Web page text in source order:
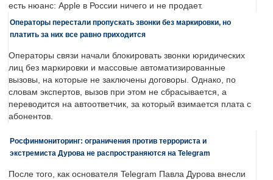
есть нюанс: Apple в России ничего и не продает.
Операторы перестали пропускать звонки без маркировки, но
платить за них все равно приходится
Операторы связи начали блокировать звонки юридических
лиц без маркировки и массовые автоматизированные
вызовы, на которые не заключены договоры. Однако, по
словам экспертов, вызов при этом не сбрасывается, а
переводится на автоответчик, за который взимается плата с
абонентов.
Росфинмониторинг: ограничения против террориста и
экстремиста Дурова не распространяются на Telegram
После того, как основателя Telegram Павла Дурова внесли